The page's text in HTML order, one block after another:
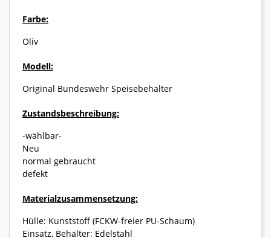
Farbe:
Oliv
Modell:
Original Bundeswehr Speisebehälter
Zustandsbeschreibung:
-wählbar-
Neu
normal gebraucht
defekt
Materialzusammensetzung:
Hülle: Kunststoff (FCKW-freier PU-Schaum)
Einsatz, Behälter: Edelstahl